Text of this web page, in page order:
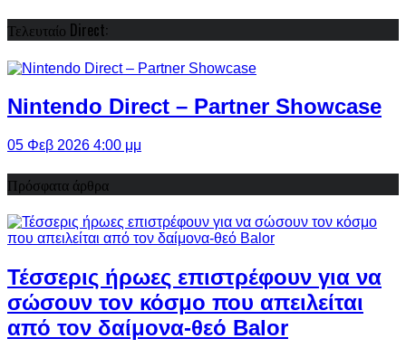
Τελευταίο Direct:
Nintendo Direct – Partner Showcase
05 Φεβ 2026 4:00 μμ
Πρόσφατα άρθρα
Τέσσερις ήρωες επιστρέφουν για να
σώσουν τον κόσμο που απειλείται
από τον δαίμονα-θεό Balor